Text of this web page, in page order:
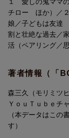
家族の笑顔が増え
係が強くなって……
っともっと幸せに
（執筆ほんまにキ
チロー ほか）／
娘／子どもは友達
割と壮絶な過去／
活（ペアリング／
著者情報（「
森三久（モリミツヒ
ＹｏｕＴｕｂｅチ
（本データはこの
す）